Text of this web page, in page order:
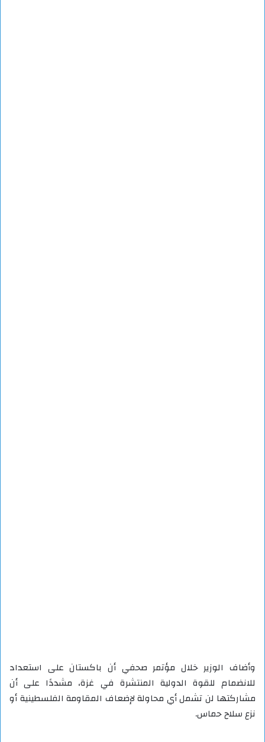
وأضاف الوزير خلال مؤتمر صحفي أن باكستان على استعداد
للانضمام للقوة الدولية المنتشرة في غزة، مشددًا على أن
مشاركتها لن تشمل أي محاولة لإضعاف المقاومة الفلسطينية أو
نزع سلاح حماس.